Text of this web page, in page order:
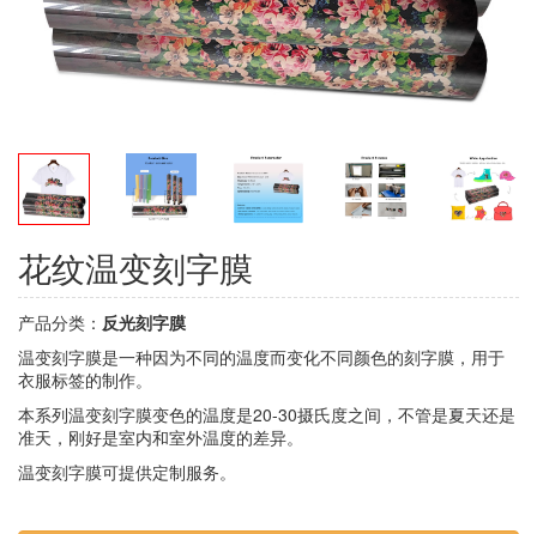
花纹温变刻字膜
产品分类： 反光刻字膜
温变刻字膜是一种因为不同的温度而变化不同颜色的刻字膜，用于
衣服标签的制作。
本系列温变刻字膜变色的温度是20-30摄氏度之间，不管是夏天还是
准天，刚好是室内和室外温度的差异。
温变刻字膜可提供定制服务。